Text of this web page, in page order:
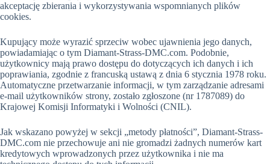
akceptację zbierania i wykorzystywania wspomnianych plików
cookies.
Kupujący może wyrazić sprzeciw wobec ujawnienia jego danych,
powiadamiając o tym Diamant-Strass-DMC.com. Podobnie,
użytkownicy mają prawo dostępu do dotyczących ich danych i ich
poprawiania, zgodnie z francuską ustawą z dnia 6 stycznia 1978 roku.
Automatyczne przetwarzanie informacji, w tym zarządzanie adresami
e-mail użytkowników strony, zostało zgłoszone (nr 1787089) do
Krajowej Komisji Informatyki i Wolności (CNIL).
Jak wskazano powyżej w sekcji „metody płatności”, Diamant-Strass-
DMC.com nie przechowuje ani nie gromadzi żadnych numerów kart
kredytowych wprowadzonych przez użytkownika i nie ma